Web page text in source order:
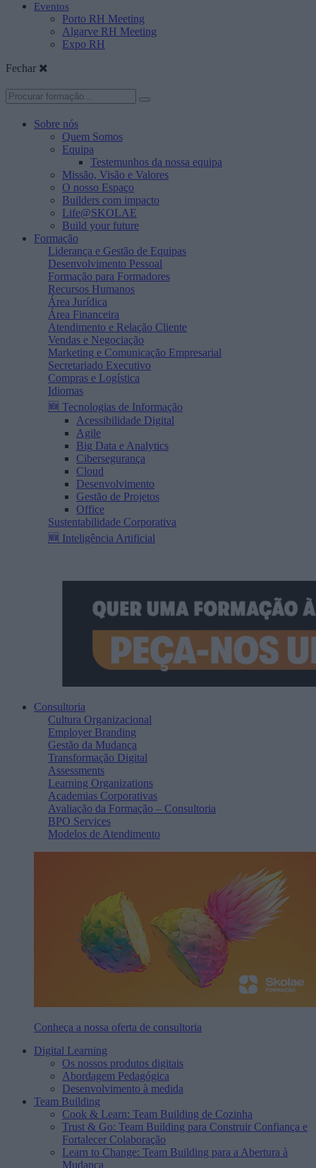
Eventos
Porto RH Meeting
Algarve RH Meeting
Expo RH
Fechar
Sobre nós
Quem Somos
Equipa
Testemunhos da nossa equipa
Missão, Visão e Valores
O nosso Espaço
Builders com impacto
Life@SKOLAE
Build your future
Formação
Liderança e Gestão de Equipas
Desenvolvimento Pessoal
Formação para Formadores
Recursos Humanos
Área Jurídica
Área Financeira
Atendimento e Relação Cliente
Vendas e Negociação
Marketing e Comunicação Empresarial
Secretariado Executivo
Compras e Logística
Idiomas
🆕 Tecnologias de Informação
Acessibilidade Digital
Agile
Big Data e Analytics
Cibersegurança
Cloud
Desenvolvimento
Gestão de Projetos
Office
Sustentabilidade Corporativa
🆕 Inteligência Artificial
Consultoria
Cultura Organizacional
Employer Branding
Gestão da Mudança
Transformação Digital
Assessments
Learning Organizations
Academias Corporativas
Avaliação da Formação – Consultoria
BPO Services
Modelos de Atendimento
Conheça a nossa oferta de consultoria
Digital Learning
Os nossos produtos digitais
Abordagem Pedagógica
Desenvolvimento à medida
Team Building
Cook & Learn: Team Building de Cozinha
Trust & Go: Team Building para Construir Confiança e
Fortalecer Colaboração
Learn to Change: Team Building para a Abertura à
Mudança